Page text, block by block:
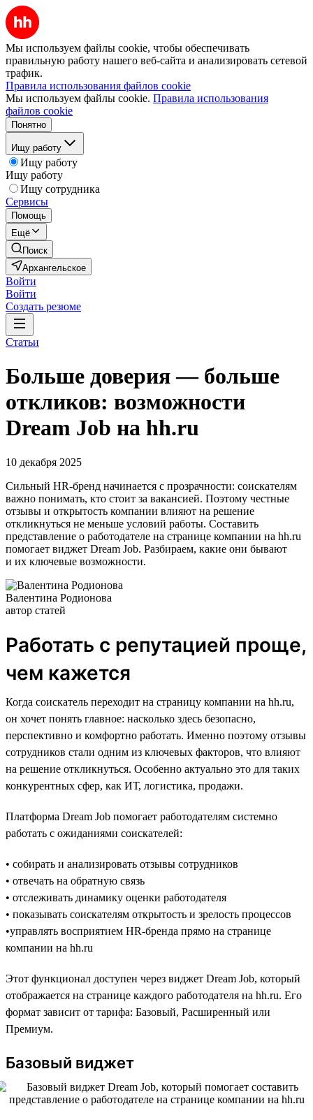
Мы используем файлы cookie, чтобы обеспечивать
правильную работу нашего веб-сайта и анализировать сетевой
трафик.
Правила использования файлов cookie
Мы используем файлы cookie. Правила использования
файлов cookie
Понятно
Ищу работу
Ищу работу
Ищу работу
Ищу сотрудника
Сервисы
Помощь
Ещё
Поиск
Архангельское
Войти
Войти
Создать резюме
Статьи
Больше доверия — больше
откликов: возможности
Dream Job на hh.ru
10 декабря 2025
Сильный HR-бренд начинается с прозрачности: соискателям
важно понимать, кто стоит за вакансией. Поэтому честные
отзывы и открытость компании влияют на решение
откликнуться не меньше условий работы. Составить
представление о работодателе на странице компании на hh.ru
помогает виджет Dream Job. Разбираем, какие они бывают
и их ключевые возможности.
Валентина Родионова
автор статей
Работать с репутацией проще,
чем кажется
Когда соискатель переходит на страницу компании на hh.ru,
он хочет понять главное: насколько здесь безопасно,
перспективно и комфортно работать. Именно поэтому отзывы
сотрудников стали одним из ключевых факторов, что влияют
на решение откликнуться. Особенно актуально это для таких
конкурентных сфер, как ИТ, логистика, продажи.
Платформа Dream Job помогает работодателям системно
работать с ожиданиями соискателей:
• собирать и анализировать отзывы сотрудников
• отвечать на обратную связь
• отслеживать динамику оценки работодателя
• показывать соискателям открытость и зрелость процессов
•управлять восприятием HR-бренда прямо на странице
компании на hh.ru
Этот функционал доступен через виджет Dream Job, который
отображается на странице каждого работодателя на hh.ru. Его
формат зависит от тарифа: Базовый, Расширенный или
Премиум.
Базовый виджет